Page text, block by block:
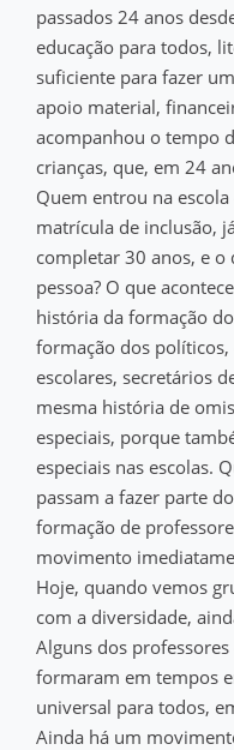
passados 24 anos
educação para todos,
suficiente para fazer
apoio material,
acompanhou o tempo
crianças, que, em 24
Quem entrou na
matrícula de inclusão,
completar 30 anos, e o
pessoa? O que
história da formação
formação dos políticos,
escolares, secretários
mesma história de
especiais, porque
especiais nas escolas.
passam a fazer parte
formação de
movimento
Hoje, quando vemos
com a diversidade,
Alguns dos
formaram em tempos
universal para todos,
Ainda há um